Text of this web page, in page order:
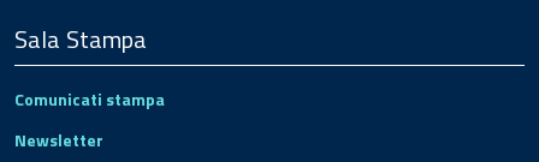
Sala Stampa
Comunicati stampa
Newsletter